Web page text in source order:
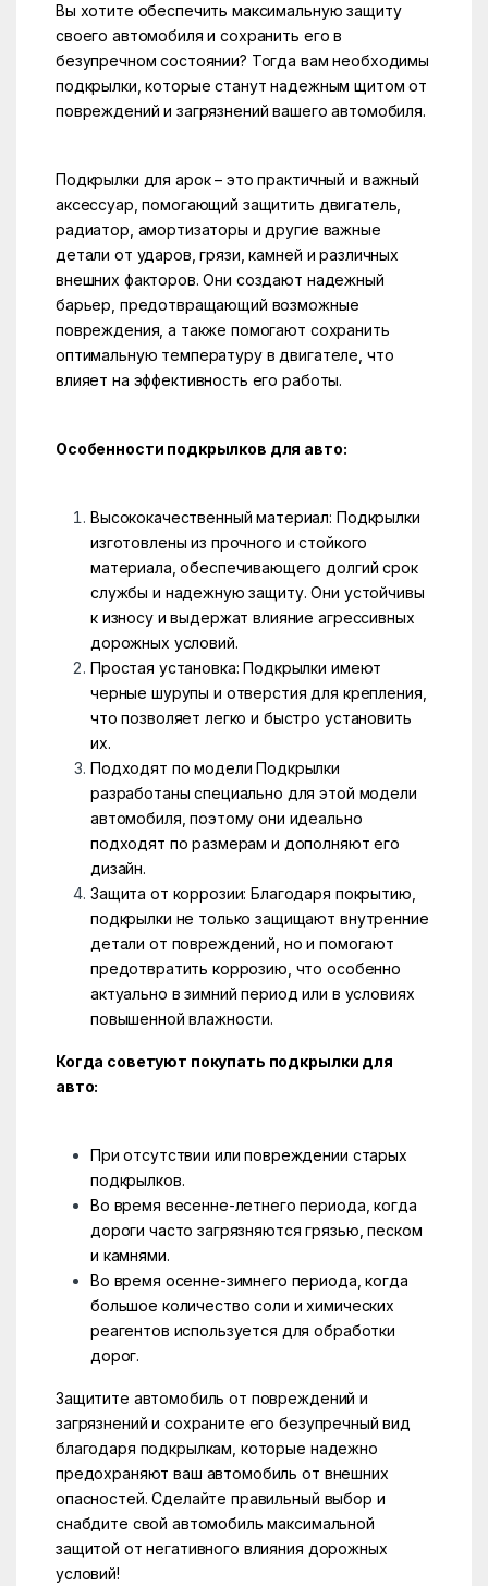
Вы хотите обеспечить максимальную защиту
своего автомобиля и сохранить его в
безупречном состоянии? Тогда вам необходимы
подкрылки, которые станут надежным щитом от
повреждений и загрязнений вашего автомобиля.
Подкрылки для арок – это практичный и важный
аксессуар, помогающий защитить двигатель,
радиатор, амортизаторы и другие важные
детали от ударов, грязи, камней и различных
внешних факторов. Они создают надежный
барьер, предотвращающий возможные
повреждения, а также помогают сохранить
оптимальную температуру в двигателе, что
влияет на эффективность его работы.
Особенности подкрылков для авто:
Высококачественный материал: Подкрылки
изготовлены из прочного и стойкого
материала, обеспечивающего долгий срок
службы и надежную защиту. Они устойчивы
к износу и выдержат влияние агрессивных
дорожных условий.
Простая установка: Подкрылки имеют
черные шурупы и отверстия для крепления,
что позволяет легко и быстро установить
их.
Подходят по модели Подкрылки
разработаны специально для этой модели
автомобиля, поэтому они идеально
подходят по размерам и дополняют его
дизайн.
Защита от коррозии: Благодаря покрытию,
подкрылки не только защищают внутренние
детали от повреждений, но и помогают
предотвратить коррозию, что особенно
актуально в зимний период или в условиях
повышенной влажности.
Когда советуют покупать подкрылки для
авто:
При отсутствии или повреждении старых
подкрылков.
Во время весенне-летнего периода, когда
дороги часто загрязняются грязью, песком
и камнями.
Во время осенне-зимнего периода, когда
большое количество соли и химических
реагентов используется для обработки
дорог.
Защитите автомобиль от повреждений и
загрязнений и сохраните его безупречный вид
благодаря подкрылкам, которые надежно
предохраняют ваш автомобиль от внешних
опасностей. Сделайте правильный выбор и
снабдите свой автомобиль максимальной
защитой от негативного влияния дорожных
условий!